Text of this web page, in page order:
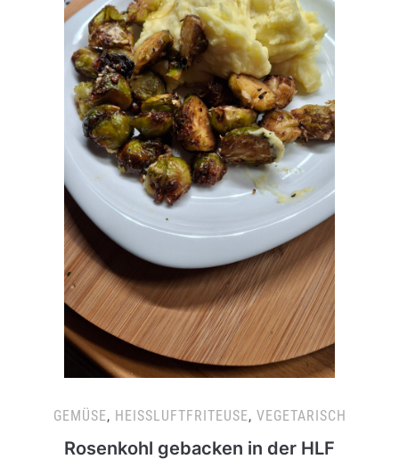
GEMÜSE, HEISSLUFTFRITEUSE , VEGETARISCH
Rosenkohl gebacken in der HLF